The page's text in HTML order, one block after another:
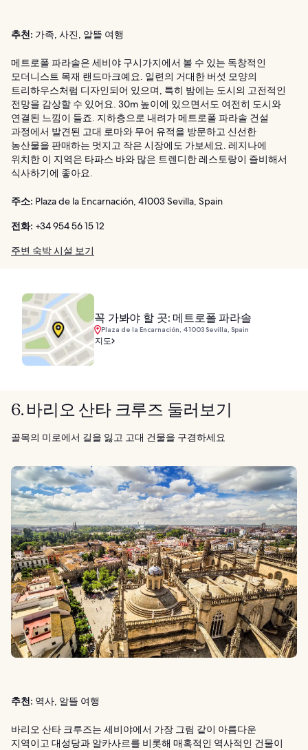
추천: 가족, 사진, 알뜰 여행
메트로폴 파라솔은 세비야 구시가지에서 볼 수 있는 독창적인
모더니스트 목재 랜드마크예요. 일련의 거대한 버섯 모양의
트리하우스처럼 디자인되어 있으며, 특히 밤에는 도시의 고전적인
전망을 감상할 수 있어요. 30m 높이에 있으면서도 여전히 도시와
연결된 느낌이 들죠. 지하층으로 내려가 메트로폴 파라솔 건설
과정에서 발견된 고대 로마와 무어 유적을 방문하고 신선한
농산물을 판매하는 멋지고 작은 시장에도 가보세요. 레지나에
위치한 이 지역은 타파스 바와 많은 트렌디한 레스토랑이 즐비해서
식사하기에 좋아요.
주소: Plaza de la Encarnación, 41003 Sevilla, Spain
전화: +34 954 56 15 12
주변 숙박 시설 보기
꼭 가봐야 할 곳: 메트로폴 파라솔
Plaza de la Encarnación, 41003 Sevilla, Spain
지도
6. 바리오 산타 크루즈 둘러보기
골목의 미로에서 길을 잃고 고대 건물을 구경하세요
추천: 역사, 알뜰 여행
바리오 산타 크루즈는 세비야에서 가장 그림 같이 아름다운
지역이고 대성당과 알카사르를 비롯해 매혹적인 역사적인 건물이